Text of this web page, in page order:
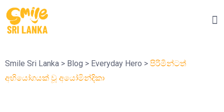
Smile Sri Lanka > Blog > Everyday Hero > පිරිමින්ටත්
අභියෝගයක් වූ අයෝමින්දිකා